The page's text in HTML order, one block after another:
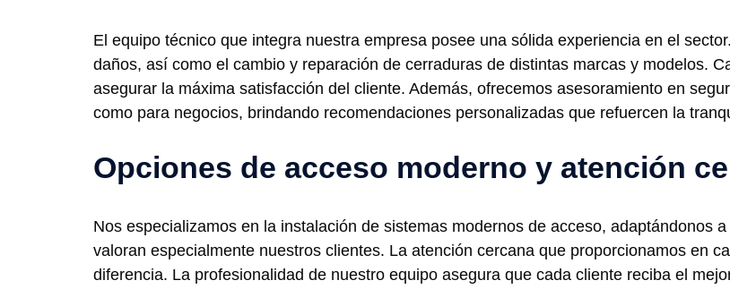
El equipo técnico que integra nuestra empresa posee una sólida experiencia en el
daños, así como el cambio y reparación de cerraduras de distintas marcas y modelos.
asegurar la máxima satisfacción del cliente. Además, ofrecemos asesoramiento en
como para negocios, brindando recomendaciones personalizadas que refuercen la
Opciones de acceso moderno y atención
Nos especializamos en la instalación de sistemas modernos de acceso, adaptándonos
valoran especialmente nuestros clientes. La atención cercana que proporcionamos en
diferencia. La profesionalidad de nuestro equipo asegura que cada cliente reciba el